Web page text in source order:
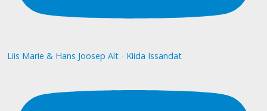
Liis Marie & Hans Joosep Alt - Kiida Issandat